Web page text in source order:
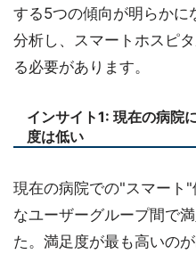
する5つの傾向が明らかに
分析し、スマートホスピ
る必要があります。
インサイト1: 現在の病院
度は低い
現在の病院での"スマート
なユーザーグループ間で
た。満足度が最も高いの